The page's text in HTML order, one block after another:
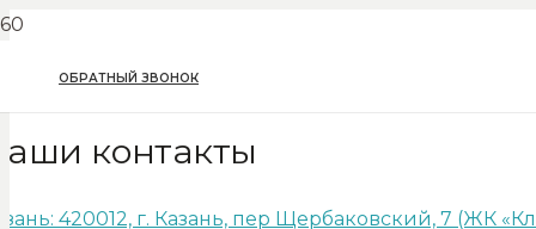
ОБРАТНЫЙ ЗВОНОК
контакты
420012, г. Казань, пер Щербаковский, 7 (ЖК